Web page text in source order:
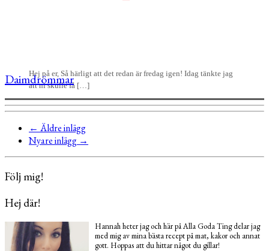
Hej på er, Så härligt att det redan är fredag igen! Idag tänkte jag
att ni skulle få […]
Daimdrömmar
← Äldre inlägg
Nyare inlägg →
Följ mig!
Hej där!
Hannah heter jag och här på Alla Goda Ting delar jag
med mig av mina bästa recept på mat, kakor och annat
gott. Hoppas att du hittar något du gillar!